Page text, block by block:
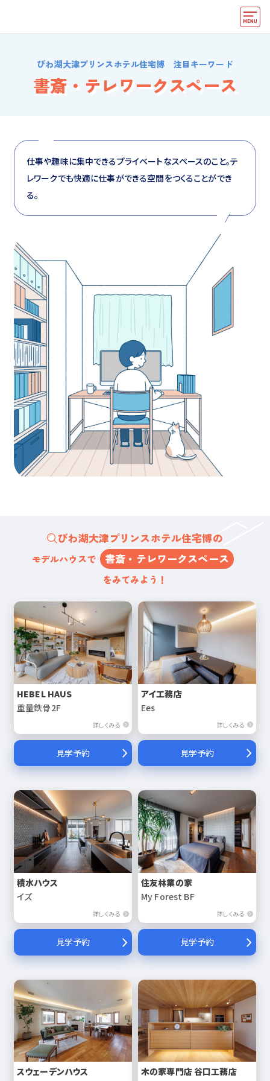
住宅会社・ハウスメーカー
好みからモデルハウスを探す
住まいづくりお役立ち情報
他の展示場
アカウント登録
びわ湖大津プリンスホテル住宅博 注目キーワード
書斎・テレワークスペース
仕事や趣味に集中できるプライベートなスペースのこと。テ
レワークでも快適に仕事ができる空間をつくることができ
る。
びわ湖大津プリンスホテル住宅博の
モデルハウスで 書斎・テレワークスペース
をみてみよう！
HEBEL HAUS
重量鉄骨2F
詳しくみる
見学予約
アイ工務店
Ees
詳しくみる
見学予約
積水ハウス
イズ
詳しくみる
見学予約
住友林業の家
My Forest BF
詳しくみる
見学予約
スウェーデンハウス
木の家専門店 谷口工務店